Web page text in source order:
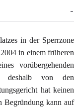
in der Sperrzone
in einem früheren
vorübergehenden
deshalb von den
hat keinen
Begründung kann auf